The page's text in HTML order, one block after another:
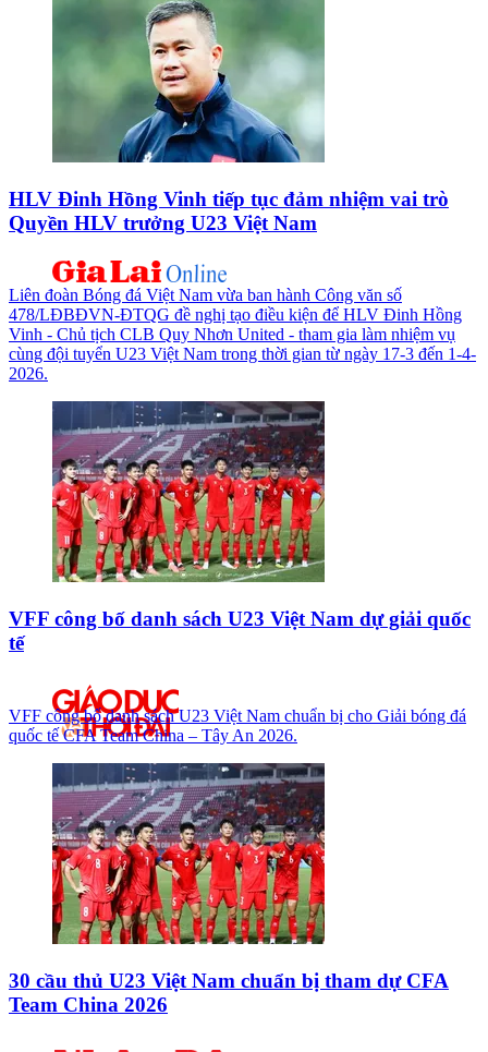
HLV Đinh Hồng Vinh tiếp tục đảm nhiệm vai trò
Quyền HLV trưởng U23 Việt Nam
Liên đoàn Bóng đá Việt Nam vừa ban hành Công văn số
478/LĐBĐVN-ĐTQG đề nghị tạo điều kiện để HLV Đinh Hồng
Vinh - Chủ tịch CLB Quy Nhơn United - tham gia làm nhiệm vụ
cùng đội tuyển U23 Việt Nam trong thời gian từ ngày 17-3 đến 1-4-
2026.
VFF công bố danh sách U23 Việt Nam dự giải quốc
tế
VFF công bố danh sách U23 Việt Nam chuẩn bị cho Giải bóng đá
quốc tế CFA Team China – Tây An 2026.
30 cầu thủ U23 Việt Nam chuẩn bị tham dự CFA
Team China 2026